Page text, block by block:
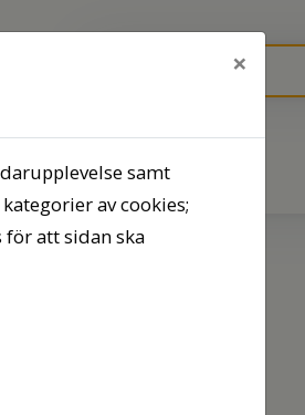
Kontakt
×
samt
av cookies;
att sidan ska